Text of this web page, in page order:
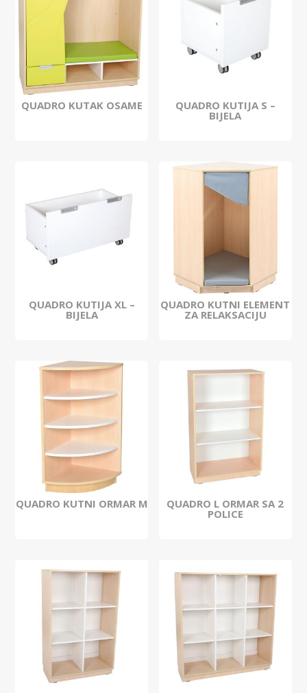
QUADRO KUTAK OSAME QUADRO KUTIJA S –
BIJELA
QUADRO KUTIJA XL –
BIJELA
QUADRO KUTNI ELEMENT
ZA RELAKSACIJU
QUADRO KUTNI ORMAR M QUADRO L ORMAR SA 2
POLICE